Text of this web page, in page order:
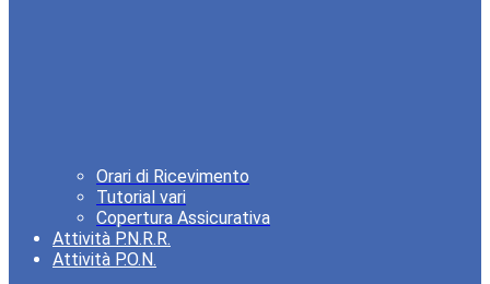
Orari di Ricevimento
Tutorial vari
Copertura Assicurativa
Attività P.N.R.R.
Attività P.O.N.